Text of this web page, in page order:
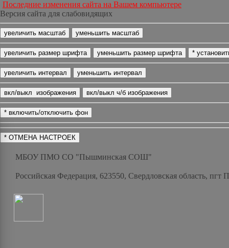
Последние изменения сайта на Вашем компьютере
Версия сайта для слабовидящих
МБОУ ПМО СО "Пышминская СОШ"
Российская Федерация, 623550, Свердловская область,